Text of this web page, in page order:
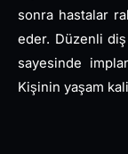
sonra hastalar
eder. Düzenli diş
sayesinde
Kişinin yaşam